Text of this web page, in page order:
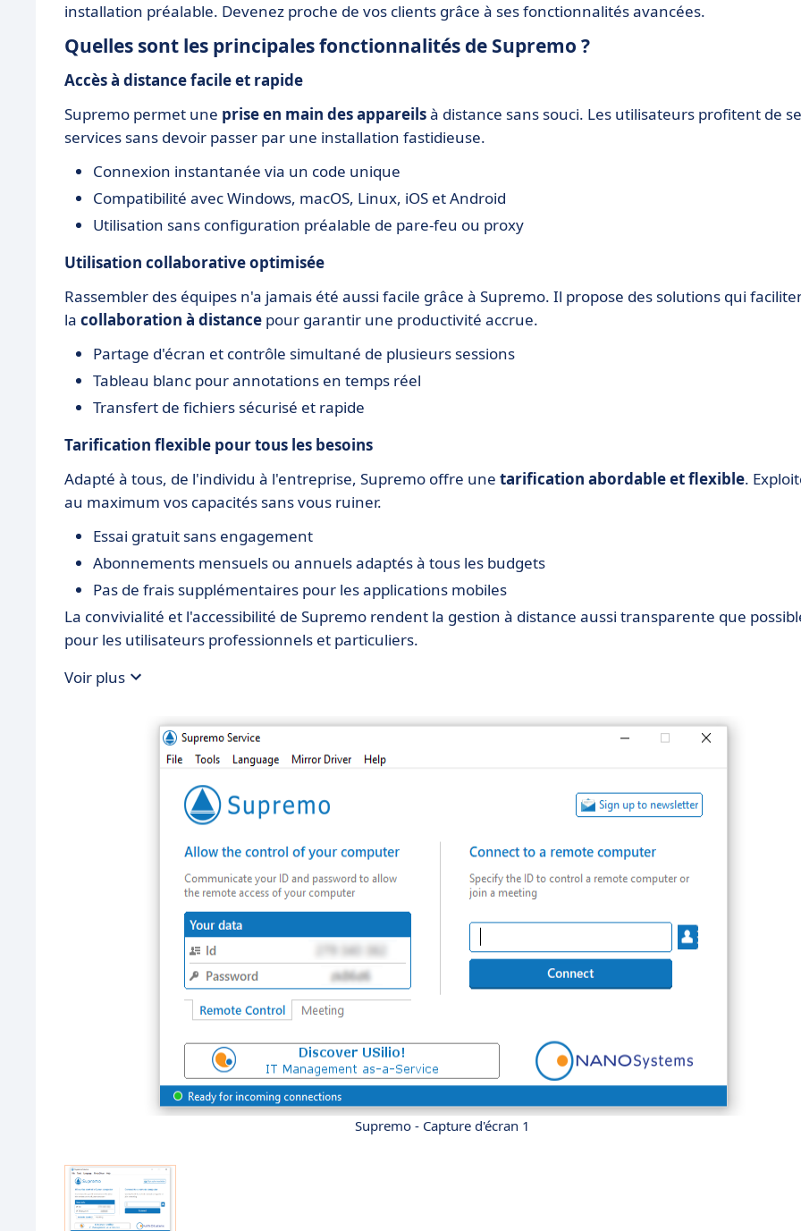
installation préalable. Devenez proche de vos clients grâce à ses fonctionnalités avancées.
Quelles sont les principales fonctionnalités de Supremo ?
Accès à distance facile et rapide
Supremo permet une prise en main des appareilsà distance sans souci. Les utilisateurs profitent de
services sans devoir passer par une installation fastidieuse.
Connexion instantanée via un code unique
Compatibilité avec Windows, macOS, Linux, iOS et Android
Utilisation sans configuration préalable de pare-feu ou proxy
Utilisation collaborative optimisée
Rassembler des équipes n'a jamais été aussi facile grâce à Supremo. Il propose des solutions qui
la collaboration à distance pour garantir une productivité accrue.
Partage d'écran et contrôle simultané de plusieurs sessions
Tableau blanc pour annotations en temps réel
Transfert de fichiers sécurisé et rapide
Tarification flexible pour tous les besoins
Adapté à tous, de l'individu à l'entreprise, Supremo offre une tarification abordable et flexible.
au maximum vos capacités sans vous ruiner.
Essai gratuit sans engagement
Abonnements mensuels ou annuels adaptés à tous les budgets
Pas de frais supplémentaires pour les applications mobiles
La convivialité et l'accessibilité de Supremo rendent la gestion à distance aussi transparente que
pour les utilisateurs professionnels et particuliers.
Voir plus
Supremo - Capture d'écran 1